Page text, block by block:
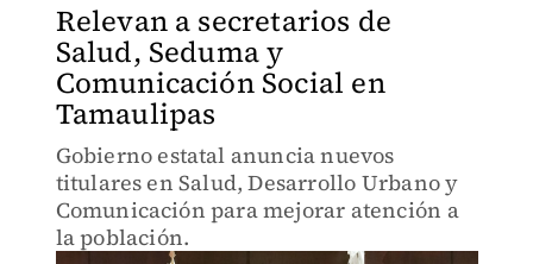
Relevan a secretarios de
Salud, Seduma y
Comunicación Social en
Tamaulipas
Gobierno estatal anuncia nuevos
titulares en Salud, Desarrollo Urbano y
Comunicación para mejorar atención a
la población.